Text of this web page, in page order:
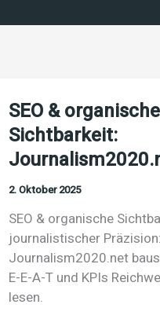
SEO & organische
Sichtbarkeit:
2. Oktober 2025
SEO & organische
journalistischer
Journalism2020.net
E-E-A-T und KPIs
lesen.